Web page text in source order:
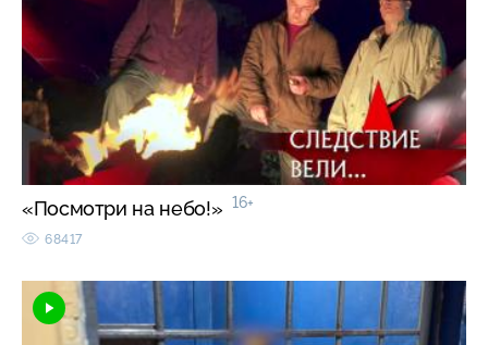
«Посмотри на небо!» 16+
68417